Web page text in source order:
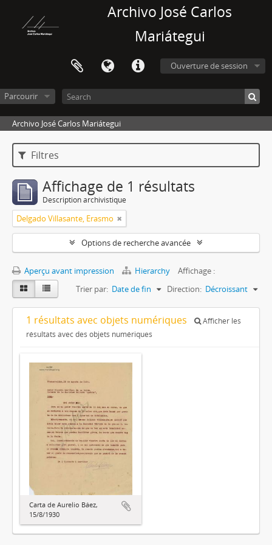
Archivo José Carlos
Mariátegui
Ouverture de session
Parcourir
Archivo José Carlos Mariátegui
Filtres
Affichage de 1 résultats
Description archivistique
Delgado Villasante, Erasmo
Options de recherche avancée
Aperçu avant impression Hierarchy
Affichage :
Trier par: Date de fin Direction: Décroissant
1 résultats avec objets numériques
Afficher les
résultats avec des objets numériques
Carta de Aurelio Báez,
15/8/1930